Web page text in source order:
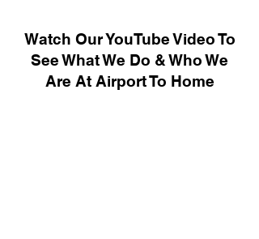
Watch Our YouTube Video To
See What We Do & Who We
Are At Airport To Home